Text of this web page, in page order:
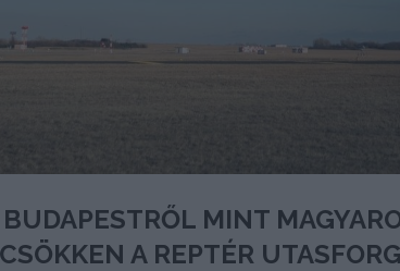
MINT
A REPTÉR